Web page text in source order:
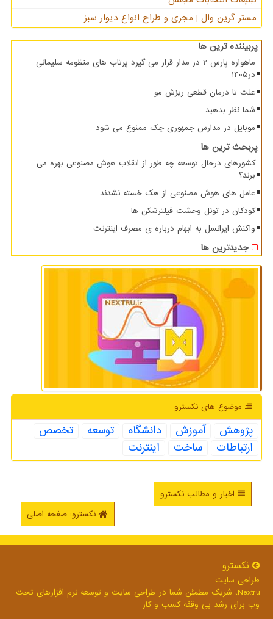
مستر گرین وال | مجری و طراح انواع دیوار سبز
پربیننده ترین ها
ماهواره پارس 2 در مدار قرار می گیرد پرتاب های منظومه سلیمانی
در1405
علت تا درمان قطعی ریزش مو
شما نظر بدهید
موبایل در مدارس جمهوری چک ممنوع می شود
پربحث ترین ها
کشورهای درحال توسعه چه طور از انقلاب هوش مصنوعی بهره می
برند؟
عامل های هوش مصنوعی از هک خسته نشدند
کودکان در تونل وحشت فیلترشکن ها
واکنش ایرانسل به ابهام درباره ی مصرف اینترنت
جدیدترین ها
موضوع های نكسترو
پژوهش آموزش دانشگاه توسعه
تخصص
ارتباطات
ساخت اینترنت
اخبار و مطالب نکسترو
نکسترو: صفحه اصلی
نكسترو
طراحی سایت
Nextru، شریک مطمئن شما در طراحی سایت و توسعه نرم افزارهای تحت
وب برای رشد بی وقفه کسب و کار